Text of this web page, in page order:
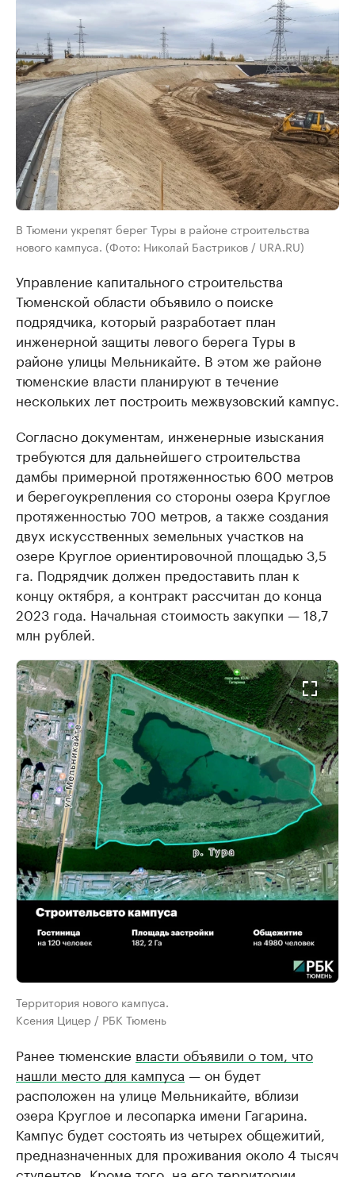
В Тюмени укрепят берег Туры в районе строительства
нового кампуса. (Фото: Николай Бастриков / URA.RU)
Управление капитального строительства
Тюменской области объявило о поиске
подрядчика, который разработает план
инженерной защиты левого берега Туры в
районе улицы Мельникайте. В этом же районе
тюменские власти планируют в течение
нескольких лет построить межвузовский кампус.
Согласно документам, инженерные изыскания
требуются для дальнейшего строительства
дамбы примерной протяженностью 600 метров
и берегоукрепления со стороны озера Круглое
протяженностью 700 метров, а также создания
двух искусственных земельных участков на
озере Круглое ориентировочной площадью 3,5
га. Подрядчик должен предоставить план к
концу октября, а контракт рассчитан до конца
2023 года. Начальная стоимость закупки — 18,7
млн рублей.
Территория нового кампуса.
Ксения Цицер / РБК Тюмень
Ранее тюменские власти объявили о том, что
нашли место для кампуса — он будет
расположен на улице Мельникайте, вблизи
озера Круглое и лесопарка имени Гагарина.
Кампус будет состоять из четырех общежитий,
предназначенных для проживания около 4 тысяч